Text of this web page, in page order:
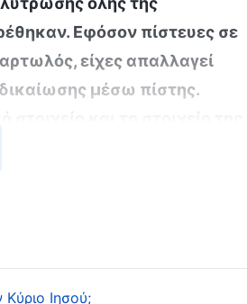
Εφόσον πίστευες σε
είχες απαλλαγεί
μέσω πίστης.
ακόμα. Ο άνθρωπος
του. […] Οι αμαρτίες του
Ιησού;